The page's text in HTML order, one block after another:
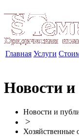
Главная Услуги
Новости
Новости и
>
Хозяйственные